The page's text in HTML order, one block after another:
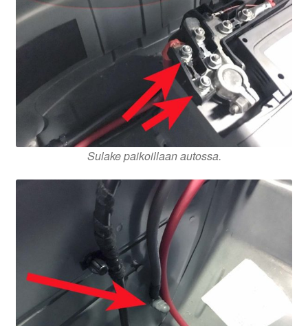
Sulake paikoillaan autossa.